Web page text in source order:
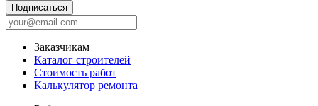
Подписаться
Заказчикам
Каталог строителей
Стоимость работ
Калькулятор ремонта